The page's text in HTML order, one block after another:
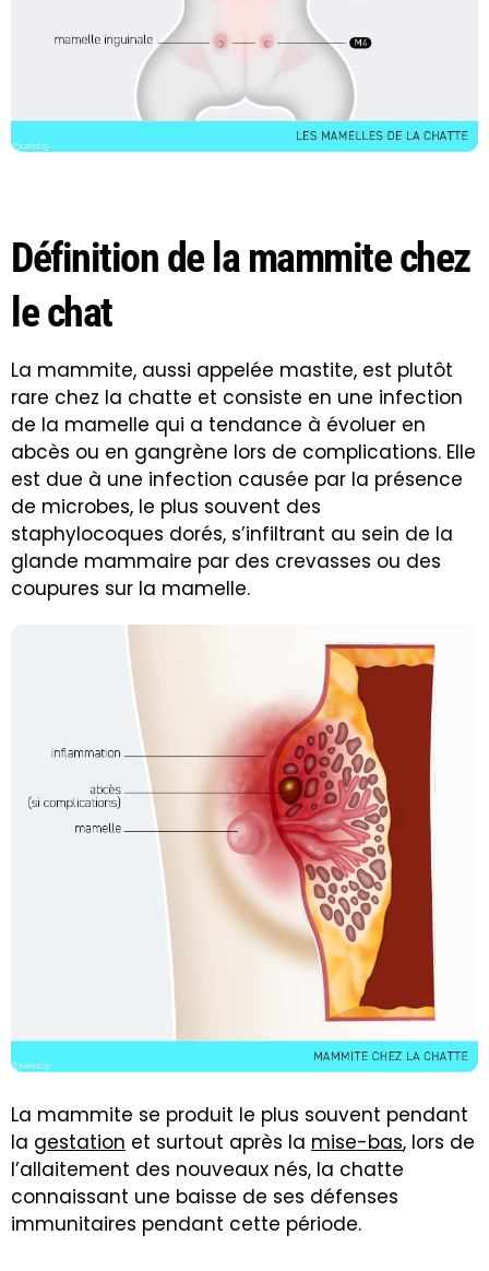
Définition de la mammite chez
le chat
La mammite, aussi appelée mastite, est plutôt
rare chez la chatte et consiste en une infection
de la mamelle qui a tendance à évoluer en
abcès ou en gangrène lors de complications. Elle
est due à une infection causée par la présence
de microbes, le plus souvent des
staphylocoques dorés, s’infiltrant au sein de la
glande mammaire par des crevasses ou des
coupures sur la mamelle.
La mammite se produit le plus souvent pendant
la gestation et surtout après la mise-bas, lors de
l’allaitement des nouveaux nés, la chatte
connaissant une baisse de ses défenses
immunitaires pendant cette période.